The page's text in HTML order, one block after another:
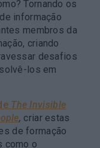
Tornando os
informação
membros da
criando
desafios
los em
The Invisible
, criar estas
de formação
como o